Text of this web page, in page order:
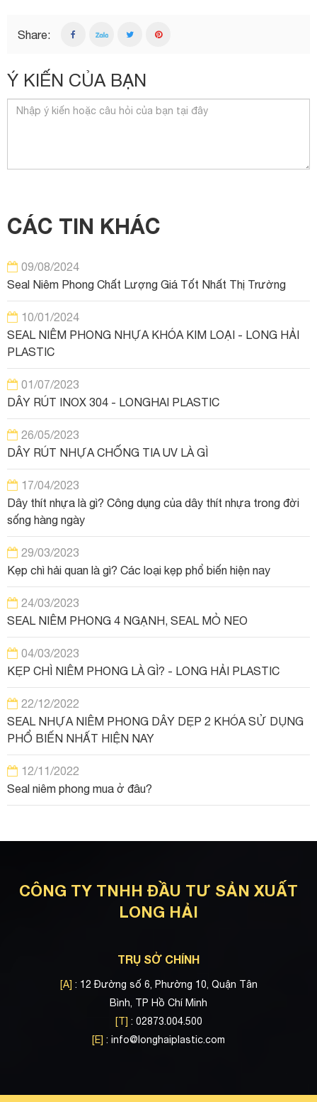
Share:
Ý KIẾN CỦA BẠN
CÁC TIN KHÁC
Seal Niêm Phong Chất Lượng Giá Tốt Nhất Thị Trường
09/08/2024
SEAL NIÊM PHONG NHỰA KHÓA KIM LOẠI - LONG HẢI
PLASTIC
10/01/2024
DÂY RÚT INOX 304 - LONGHAI PLASTIC
01/07/2023
DÂY RÚT NHỰA CHỐNG TIA UV LÀ GÌ
26/05/2023
Dây thít nhựa là gì? Công dụng của dây thít nhựa trong đời
sống hàng ngày
17/04/2023
Kẹp chì hải quan là gì? Các loại kẹp phổ biến hiện nay
29/03/2023
SEAL NIÊM PHONG 4 NGẠNH, SEAL MỎ NEO
24/03/2023
KẸP CHÌ NIÊM PHONG LÀ GÌ? - LONG HẢI PLASTIC
04/03/2023
SEAL NHỰA NIÊM PHONG DÂY DẸP 2 KHÓA SỬ DỤNG
PHỔ BIẾN NHẤT HIỆN NAY
22/12/2022
Seal niêm phong mua ở đâu?
12/11/2022
CÔNG TY TNHH ĐẦU TƯ SẢN XUẤT
LONG HẢI
TRỤ SỞ CHÍNH
[A] : 12 Đường số 6, Phường 10, Quận Tân
Bình, TP Hồ Chí Minh
[T] : 02873.004.500
[E] : info@longhaiplastic.com